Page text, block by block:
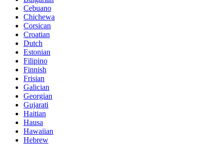
Cebuano
Chichewa
Corsican
Croatian
Dutch
Estonian
Filipino
Finnish
Frisian
Galician
Georgian
Gujarati
Haitian
Hausa
Hawaiian
Hebrew